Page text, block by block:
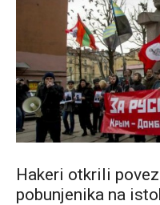
Hakeri otkrili
pobunjenika na